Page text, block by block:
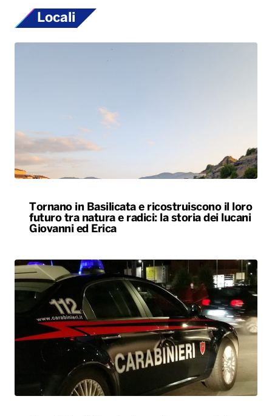
Locali
Tornano in Basilicata e ricostruiscono il loro
futuro tra natura e radici: la storia dei lucani
Giovanni ed Erica